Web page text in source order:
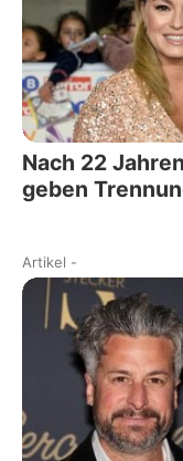
Nach 22
geben
Artikel -